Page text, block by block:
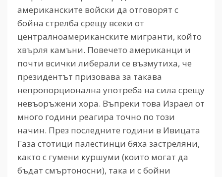
американските войски да отговорят с
бойна стрелба срещу всеки от
централноамериканските мигранти, който
хвърля камъни. Повечето американци и
почти всички либерали се възмутиха, че
президентът призовава за такава
непропорционална употреба на сила срещу
невъоръжени хора. Въпреки това Израел от
много години реагира точно по този
начин. През последните години в Ивицата
Газа стотици палестинци бяха застреляни,
както с гумени куршуми (които могат да
бъдат смъртоносни), така и с бойни